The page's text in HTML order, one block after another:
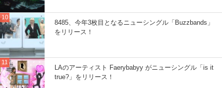
8485、今年3枚目となるニューシングル「Buzzbands」
をリリース！
LAのアーティスト Faerybabyy がニューシングル「is it
true?」をリリース！